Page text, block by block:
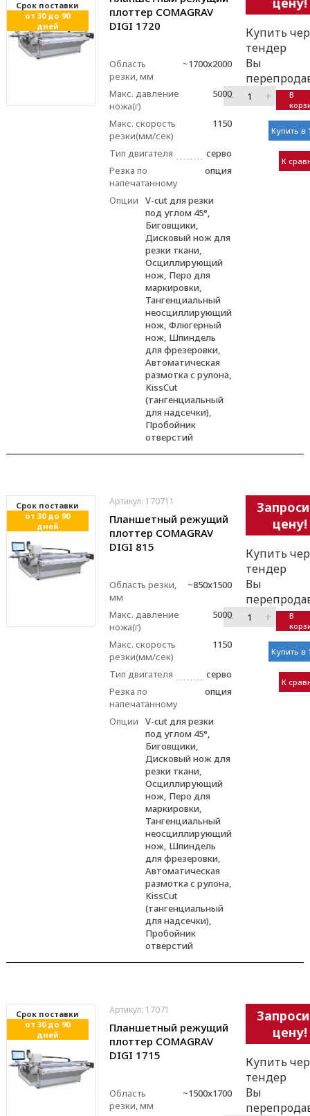
Cрок поставки
от 30 до 90
дней
плоттер COMAGRAV
DIGI 1720
Область
резки, мм
~1700x2000
Макс. давление
ножа(г)
5000
Макс. скорость
резки(мм/сек)
1150
Тип двигателя
серво
Резка по
напечатанному
опция
Опции
V-cut для резки
под углом 45°,
Биговщики,
Дисковый нож для
резки ткани,
Осциллирующий
нож, Перо для
маркировки,
Тангенциальный
неосциллирующий
нож, Флюгерный
нож, Шпиндель
для фрезеровки,
Автоматическая
размотка с рулона,
KissCut
(тангенциальный
для надсечки),
Пробойник
отверстий
Купить
тендер
Вы
–
+
В
Купить в
К
Cрок поставки
от 30 до 90
дней
Артикул: 170711
Планшетный режущий
плоттер COMAGRAV
DIGI 815
Область резки,
мм
~850x1500
Макс. давление
ножа(г)
5000
Макс. скорость
резки(мм/сек)
1150
Тип двигателя
серво
Резка по
напечатанному
опция
Опции
V-cut для резки
под углом 45°,
Биговщики,
Дисковый нож для
резки ткани,
Осциллирующий
нож, Перо для
маркировки,
Тангенциальный
неосциллирующий
нож, Шпиндель
для фрезеровки,
Автоматическая
размотка с рулона,
KissCut
(тангенциальный
для надсечки),
Пробойник
отверстий
цену!
Купить
тендер
Вы
–
+
В
Купить в
К
Cрок поставки
от 30 до 90
дней
Артикул: 17071
Планшетный режущий
плоттер COMAGRAV
DIGI 1715
Область
резки, мм
~1500x1700
цену!
Купить
тендер
Вы